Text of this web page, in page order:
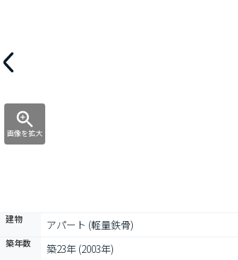
画像を拡大
建物 アパート (軽量鉄骨)
築年数 築23年 (2003年)